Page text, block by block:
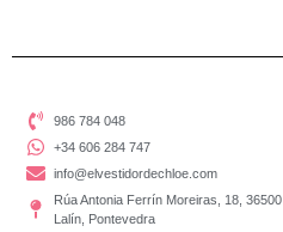
986 784 048
+34 606 284 747
info@elvestidordechloe.com
Rúa Antonia Ferrín Moreiras, 18, 36500
Lalín, Pontevedra